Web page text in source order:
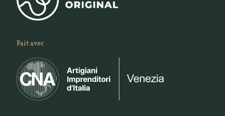
Fait avec